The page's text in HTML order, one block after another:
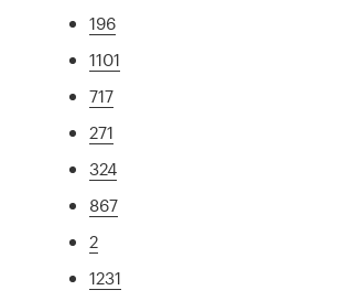
196
1101
717
271
324
867
2
1231